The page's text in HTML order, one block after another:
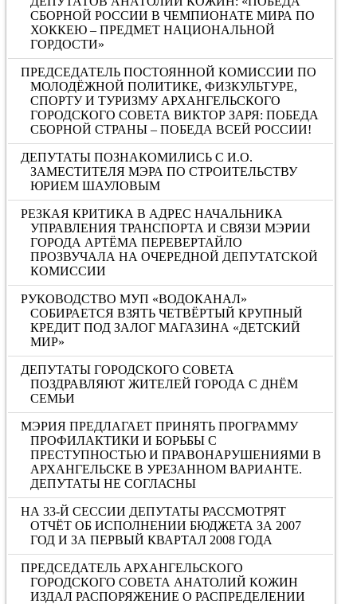
СБОРНОЙ РОССИИ В ЧЕМПИОНАТЕ МИРА ПО
ХОККЕЮ – ПРЕДМЕТ НАЦИОНАЛЬНОЙ
ГОРДОСТИ»
ПРЕДСЕДАТЕЛЬ ПОСТОЯННОЙ КОМИССИИ ПО
МОЛОДЁЖНОЙ ПОЛИТИКЕ, ФИЗКУЛЬТУРЕ,
СПОРТУ И ТУРИЗМУ АРХАНГЕЛЬСКОГО
ГОРОДСКОГО СОВЕТА ВИКТОР ЗАРЯ: ПОБЕДА
СБОРНОЙ СТРАНЫ – ПОБЕДА ВСЕЙ РОССИИ!
ДЕПУТАТЫ ПОЗНАКОМИЛИСЬ С И.О.
ЗАМЕСТИТЕЛЯ МЭРА ПО СТРОИТЕЛЬСТВУ
ЮРИЕМ ШАУЛОВЫМ
РЕЗКАЯ КРИТИКА В АДРЕС НАЧАЛЬНИКА
УПРАВЛЕНИЯ ТРАНСПОРТА И СВЯЗИ МЭРИИ
ГОРОДА АРТЁМА ПЕРЕВЕРТАЙЛО
ПРОЗВУЧАЛА НА ОЧЕРЕДНОЙ ДЕПУТАТСКОЙ
КОМИССИИ
РУКОВОДСТВО МУП «ВОДОКАНАЛ»
СОБИРАЕТСЯ ВЗЯТЬ ЧЕТВЁРТЫЙ КРУПНЫЙ
КРЕДИТ ПОД ЗАЛОГ МАГАЗИНА «ДЕТСКИЙ
МИР»
ДЕПУТАТЫ ГОРОДСКОГО СОВЕТА
ПОЗДРАВЛЯЮТ ЖИТЕЛЕЙ ГОРОДА С ДНЁМ
СЕМЬИ
МЭРИЯ ПРЕДЛАГАЕТ ПРИНЯТЬ ПРОГРАММУ
ПРОФИЛАКТИКИ И БОРЬБЫ С
ПРЕСТУПНОСТЬЮ И ПРАВОНАРУШЕНИЯМИ В
АРХАНГЕЛЬСКЕ В УРЕЗАННОМ ВАРИАНТЕ.
ДЕПУТАТЫ НЕ СОГЛАСНЫ
НА 33-Й СЕССИИ ДЕПУТАТЫ РАССМОТРЯТ
ОТЧЁТ ОБ ИСПОЛНЕНИИ БЮДЖЕТА ЗА 2007
ГОД И ЗА ПЕРВЫЙ КВАРТАЛ 2008 ГОДА
ПРЕДСЕДАТЕЛЬ АРХАНГЕЛЬСКОГО
ГОРОДСКОГО СОВЕТА АНАТОЛИЙ КОЖИН
ИЗДАЛ РАСПОРЯЖЕНИЕ О РАСПРЕДЕЛЕНИИ